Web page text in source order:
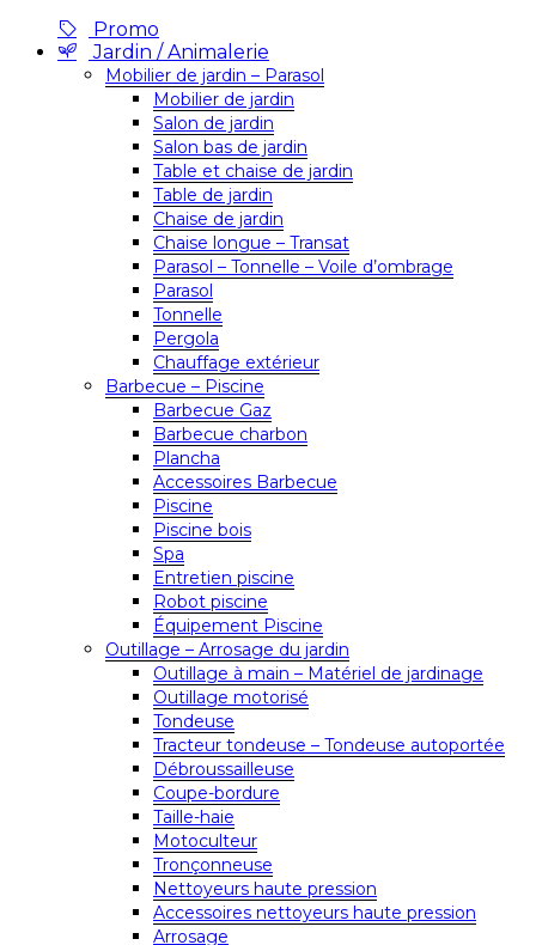
Promo
Jardin / Animalerie
Mobilier de jardin – Parasol
Mobilier de jardin
Salon de jardin
Salon bas de jardin
Table et chaise de jardin
Table de jardin
Chaise de jardin
Chaise longue – Transat
Parasol – Tonnelle – Voile d’ombrage
Parasol
Tonnelle
Pergola
Chauffage extérieur
Barbecue – Piscine
Barbecue Gaz
Barbecue charbon
Plancha
Accessoires Barbecue
Piscine
Piscine bois
Spa
Entretien piscine
Robot piscine
Équipement Piscine
Outillage – Arrosage du jardin
Outillage à main – Matériel de jardinage
Outillage motorisé
Tondeuse
Tracteur tondeuse – Tondeuse autoportée
Débroussailleuse
Coupe-bordure
Taille-haie
Motoculteur
Tronçonneuse
Nettoyeurs haute pression
Accessoires nettoyeurs haute pression
Arrosage